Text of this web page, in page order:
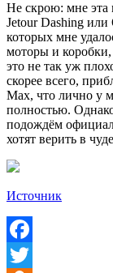
Не скрою: мне
Jetour Dashing
которых мне
моторы и
это не так уж
скорее всего,
Max, что лично у
полностью. Однако
подождём
хотят верить в
Источник
Facebook